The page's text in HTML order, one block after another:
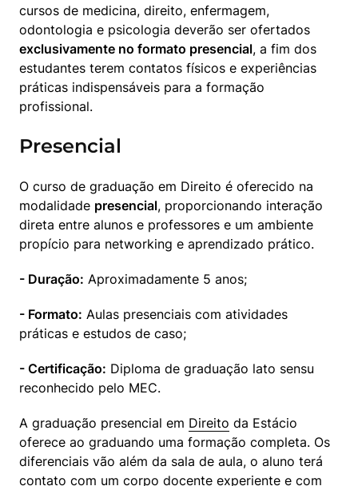
cursos de medicina, direito, enfermagem,
exclusivamente no formato presencial, a fim dos
estudantes terem contatos físicos e experiências
práticas indispensáveis para a formação
profissional.
Presencial
O curso de graduação em Direito é oferecido na
modalidade presencial, proporcionando interação
direta entre alunos e professores e um ambiente
propício para networking e aprendizado prático.
- Duração: Aproximadamente 5 anos;
- Formato: Aulas presenciais com atividades
práticas e estudos de caso;
- Certificação: Diploma de graduação lato sensu
reconhecido pelo MEC.
A graduação presencial em Direito da Estácio
oferece ao graduando uma formação completa. Os
diferenciais vão além da sala de aula, o aluno terá
contato com um corpo docente experiente e com